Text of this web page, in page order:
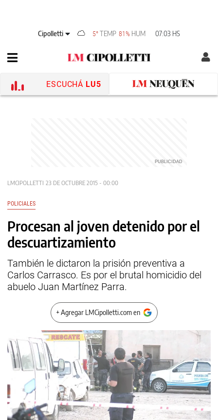
Cipolletti 5°TEMP 81% HUM 07:03 HS
ESCUCHÁ LU5
LMCIPOLLETTI 23 DE OCTUBRE 2015 - 00:00
POLICIALES
Procesan al joven detenido por el
descuartizamiento
También le dictaron la prisión preventiva a
Carlos Carrasco. Es por el brutal homicidio del
abuelo Juan Martínez Parra.
+ Agregar LMCipolletti.com en